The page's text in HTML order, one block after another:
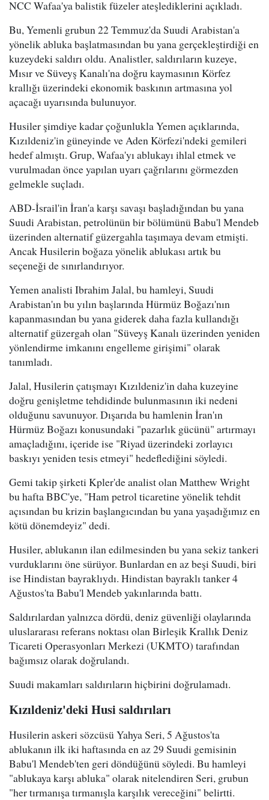
NCC Wafaa'ya balistik füzeler ateşlediklerini açıkladı.
Bu, Yemenli grubun 22 Temmuz'da Suudi Arabistan'a
yönelik abluka başlatmasından bu yana gerçekleştirdiği en
kuzeydeki saldırı oldu. Analistler, saldırıların kuzeye,
Mısır ve Süveyş Kanalı'na doğru kaymasının Körfez
krallığı üzerindeki ekonomik baskının artmasına yol
açacağı uyarısında bulunuyor.
Husiler şimdiye kadar çoğunlukla Yemen açıklarında,
Kızıldeniz'in güneyinde ve Aden Körfezi'ndeki gemileri
hedef almıştı. Grup, Wafaa'yı ablukayı ihlal etmek ve
vurulmadan önce yapılan uyarı çağrılarını görmezden
gelmekle suçladı.
ABD-İsrail'in İran'a karşı savaşı başladığından bu yana
Suudi Arabistan, petrolünün bir bölümünü Babu'l Mendeb
üzerinden alternatif güzergahla taşımaya devam etmişti.
Ancak Husilerin boğaza yönelik ablukası artık bu
seçeneği de sınırlandırıyor.
Yemen analisti Ibrahim Jalal, bu hamleyi, Suudi
Arabistan'ın bu yılın başlarında Hürmüz Boğazı'nın
kapanmasından bu yana giderek daha fazla kullandığı
alternatif güzergah olan "Süveyş Kanalı üzerinden yeniden
yönlendirme imkanını engelleme girişimi" olarak
tanımladı.
Jalal, Husilerin çatışmayı Kızıldeniz'in daha kuzeyine
doğru genişletme tehdidinde bulunmasının iki nedeni
olduğunu savunuyor. Dışarıda bu hamlenin İran'ın
Hürmüz Boğazı konusundaki "pazarlık gücünü" artırmayı
amaçladığını, içeride ise "Riyad üzerindeki zorlayıcı
baskıyı yeniden tesis etmeyi" hedeflediğini söyledi.
Gemi takip şirketi Kpler'de analist olan Matthew Wright
bu hafta BBC'ye, "Ham petrol ticaretine yönelik tehdit
açısından bu krizin başlangıcından bu yana yaşadığımız en
kötü dönemdeyiz" dedi.
Husiler, ablukanın ilan edilmesinden bu yana sekiz tankeri
vurduklarını öne sürüyor. Bunlardan en az beşi Suudi, biri
ise Hindistan bayraklıydı. Hindistan bayraklı tanker 4
Ağustos'ta Babu'l Mendeb yakınlarında battı.
Saldırılardan yalnızca dördü, deniz güvenliği olaylarında
uluslararası referans noktası olan Birleşik Krallık Deniz
Ticareti Operasyonları Merkezi (UKMTO) tarafından
bağımsız olarak doğrulandı.
Suudi makamları saldırıların hiçbirini doğrulamadı.
Kızıldeniz'deki Husi saldırıları
Husilerin askeri sözcüsü Yahya Seri, 5 Ağustos'ta
ablukanın ilk iki haftasında en az 29 Suudi gemisinin
Babu'l Mendeb'ten geri döndüğünü söyledi. Bu hamleyi
"ablukaya karşı abluka" olarak nitelendiren Seri, grubun
"her tırmanışa tırmanışla karşılık vereceğini" belirtti.